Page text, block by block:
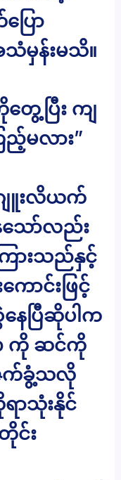
ြော
မှန်းမသိ။
ေ့ပြီး ကျ
ည့်မလား”
ဂျူးလိယက်
ော်လည်း
ားသည်နှင့်
ာင်းဖြင့်
ေပြီဆိုပါက
ကို ဆင်ကို
က်ခွံ့သလို
ာသုံးနိုင်
င်း